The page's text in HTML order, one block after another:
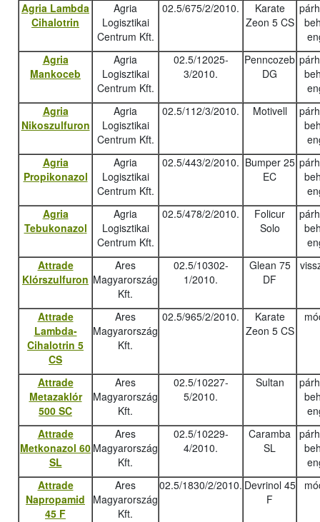
Agria Lambda
Cihalotrin
Agria
Logisztikai
Centrum Kft.
02.5/675/2/2010.
Karate
Zeon 5 CS
Agria
Mankoceb
Agria
Logisztikai
Centrum Kft.
02.5/12025-
3/2010.
Penncozeb
DG
Agria
Nikoszulfuron
Agria
Logisztikai
Centrum Kft.
02.5/112/3/2010. Motivell
Agria
Propikonazol
Agria
Logisztikai
Centrum Kft.
02.5/443/2/2010. Bumper 25
EC
Agria
Tebukonazol
Agria
Logisztikai
Centrum Kft.
02.5/478/2/2010.
Folicur
Solo
Attrade
Klórszulfuron
Ares
Magyarország
Kft.
02.5/10302-
1/2010.
Glean 75
DF
Attrade
Lambda-
Cihalotrin 5
CS
Ares
Magyarország
Kft.
02.5/965/2/2010.
Karate
Zeon 5 CS
Attrade
Metazaklór
500 SC
Ares
Magyarország
Kft.
02.5/10227-
5/2010.
Sultan
Attrade
Metkonazol 60
SL
Ares
Magyarország
Kft.
02.5/10229-
4/2010.
Caramba
SL
Attrade
Napropamid
45 F
Ares
Magyarország
Kft.
02.5/1830/2/2010. Devrinol 45
F